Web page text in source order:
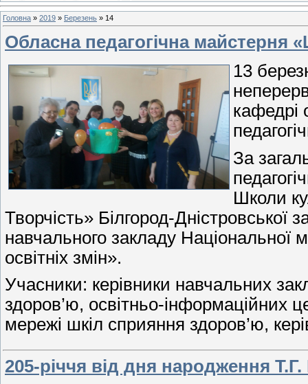
Головна » 2019 » Березень » 14
Обласна педагогічна майстерня
13
кафедрі
За
Школи
Творчість» Білгород-Дністровської
навчального закладу Національної
освітніх змін».
Учасники: керівники навчальних
здоров’ю, освітньо-інформаційних
мережі шкіл сприяння здоров’ю,
205-річчя від дня народження